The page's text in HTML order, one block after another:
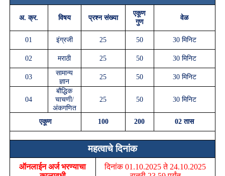
अ. क्र. विषय प्रश्न संख्या
एकूण
गुण
वेळ
01 इंग्रजी 25 50 30मिनिट
02 मराठी 25 50 30मिनिट
03
सामान्य
ज्ञान
25 50 30मिनिट
04
बौद्धिक
चाचणी/
अंकगणित
25 50 30मिनिट
एकूण 100 200 02 तास
महत्वाचे दिनांक
ऑनलाईन अर्ज भरण्याचा
दिनांक01.10.2025ते 24.10.2025